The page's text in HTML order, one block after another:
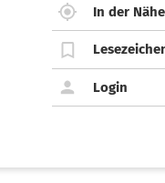
In der Nähe
Login